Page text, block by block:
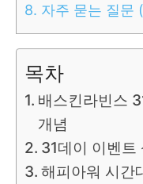
8. 자주 묻는 질문
목차
배스킨라빈스
개념
31데이 이벤트
해피아워 시간